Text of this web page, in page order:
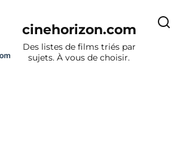
cinehorizon.com
Des listes de films triés par
sujets. À vous de choisir.